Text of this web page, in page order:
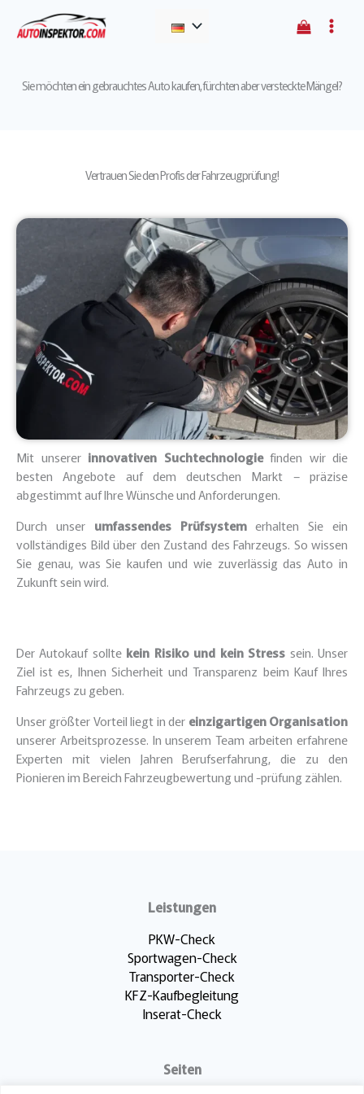
Inhalt
Menü
Main
Sie möchten ein gebrauchtes Auto kaufen, fürchten aber versteckte Mängel?
Vertrauen Sie den Profis der Fahrzeugprüfung!
Mit unserer innovativen Suchtechnologiefinden wir die
besten Angebote auf dem deutschen Markt – präzise
abgestimmt auf Ihre Wünsche und Anforderungen.
Durch unser umfassendes Prüfsystemerhalten Sie ein
vollständiges Bild über den Zustand des Fahrzeugs. So wissen
Sie genau, was Sie kaufen und wie zuverlässig das Auto in
Zukunft sein wird.
Der Autokauf sollte kein Risiko und kein Stress sein. Unser
Ziel ist es, Ihnen Sicherheit und Transparenz beim Kauf Ihres
Fahrzeugs zu geben.
Unser größter Vorteil liegt in der einzigartigen Organisation
unserer Arbeitsprozesse. In unserem Team arbeiten erfahrene
Experten mit vielen Jahren Berufserfahrung, die zu den
Pionieren im Bereich Fahrzeugbewertung und -prüfung zählen.
Leistungen
PKW-Check
Sportwagen-Check
Transporter-Check
KFZ-Kaufbegleitung
Inserat-Check
Seiten